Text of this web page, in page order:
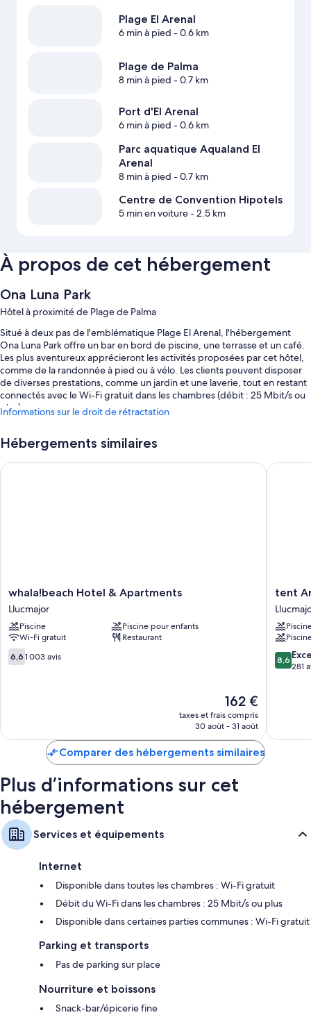
Plage El Arenal
6 min à pied - 0.6 km
Plage de Palma
8 min à pied - 0.7 km
Port d'El Arenal
6 min à pied - 0.6 km
Parc aquatique Aqualand El
Arenal
8 min à pied - 0.7 km
Centre de Convention Hipotels
5 min en voiture- 2.5 km
À propos de cet hébergement
Ona Luna Park
Hôtel à proximité de Plage de Palma
Situé à deux pas de l'emblématique Plage El Arenal, l'hébergement
Ona Luna Park offre un bar en bord de piscine, une terrasse et un café.
Les plus aventureux apprécieront les activités proposées par cet hôtel,
comme de la randonnée à pied ou à vélo. Les clients peuvent disposer
de diverses prestations, comme un jardin et une laverie, tout en restant
connectés avec le Wi-Fi gratuit dans les chambres (débit : 25 Mbit/s ou
plus).
Piscine en plein air avec chaises longues
Location de vélos, ascenseur et distributeur automatique / services
Caractéristiques des chambres
Les 539 chambres disposent de touches de confort comme un espace
de travail pour ordinateur portable et un système de réglage de la
climatisation, ainsi que des services et équipements comme l'accès Wi-
Fi à Internet gratuit et un coffre-fort.
Garde-robe ou placard, balcon et ampoules LED
Informations sur le droit de rétractation
Hébergements similaires
whala!beach
Hotel
&
Apartments
Llucmajor
whala!beach Hotel & Apartments
Llucmajor
Piscine
Piscine pour enfants
Wi-Fi gratuit
Restaurant
6.6
sur
6,6 1 003 avis
Le
nouveau
prix
de
162 €
taxes et frais compris
30 août - 31 août
whala!beach Hotel & Apartments
tent
Arenal
tent
8.6
sur
8,6
281
tent
Comparer des hébergements similaires
Plus d’informations sur cet
hébergement
Services et équipements
Internet
Disponible dans toutes les chambres : Wi-Fi gratuit
Débit du Wi-Fi dans les chambres : 25 Mbit/s ou plus
Disponible dans certaines parties communes : Wi-Fi gratuit
Parking et transports
Pas de parking sur place
Nourriture et boissons
Snack-bar/épicerie fine